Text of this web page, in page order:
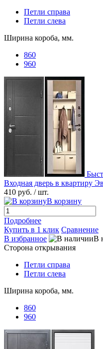
Петли справа
Петли слева
Ширина короба, мм.
860
960
Входная дверь в квартиру
410 руб. / шт.
В корзину
Подробнее
Купить в 1 клик Сравнение
В избранное
В
Сторона открывания
Петли справа
Петли слева
Ширина короба, мм.
860
960